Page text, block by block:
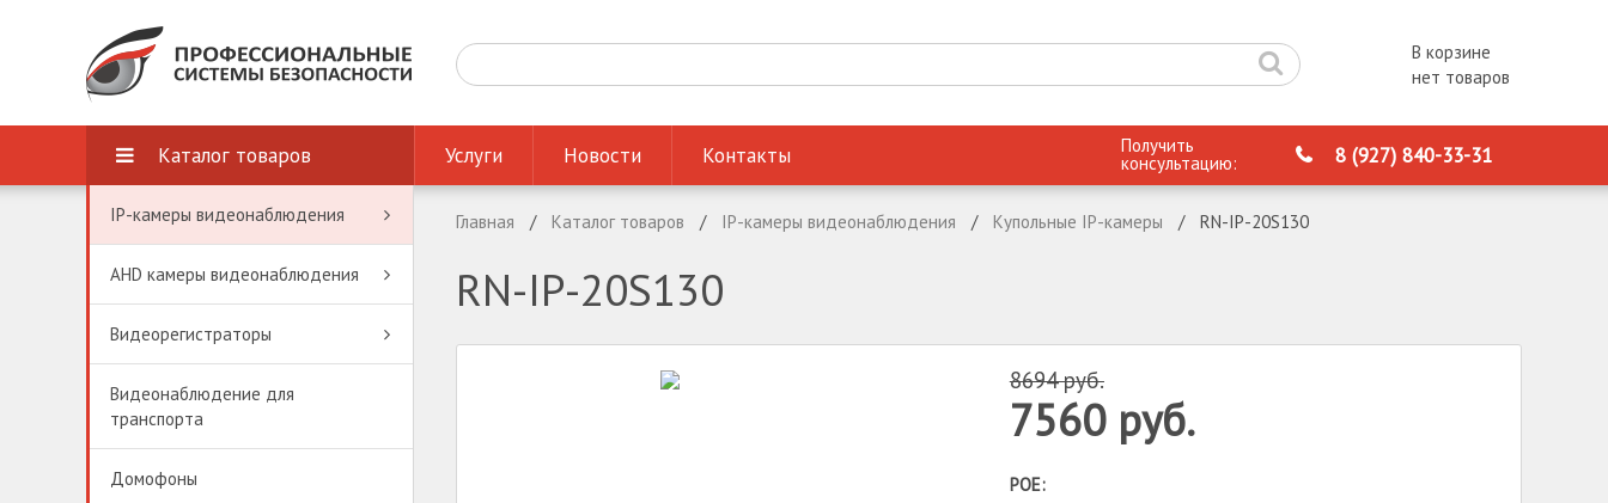
В корзине
нет товаров
Каталог товаров
IP-камеры видеонаблюдения
AHD камеры видеонаблюдения
Видеорегистраторы
Видеонаблюдение для
транспорта
Домофоны
Услуги Новости Контакты 8 (927) 840-33-31
Получить
консультацию:
Главная Каталог товаров IP-камеры видеонаблюдения Купольные IP-камеры RN-IP-20S130
RN-IP-20S130
8694 руб.
7560 руб.
POE: